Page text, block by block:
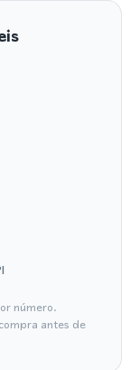
número.
antes de